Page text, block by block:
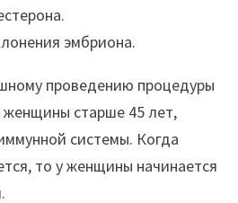
эмбриона.
проведению процедуры
старше 45 лет,
системы. Когда
то у женщины начинается